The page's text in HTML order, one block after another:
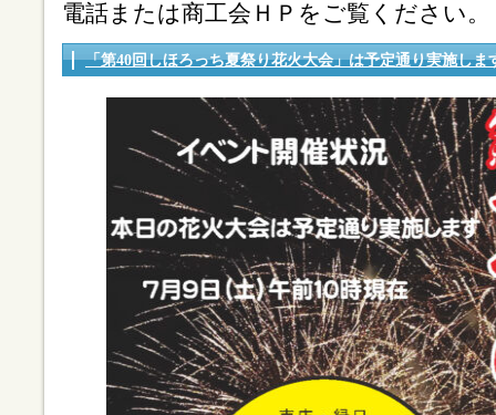
電話または商工会ＨＰをご覧ください。
「第40回しほろっち夏祭り花火大会」は予定通り実施しま